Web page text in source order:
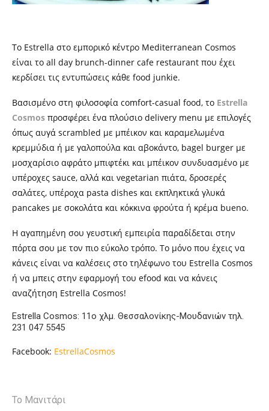
Το Estrella στο εμπορικό κέντρο Mediterranean Cosmos
είναι το all day brunch-dinner cafe restaurant που έχει
κερδίσει τις εντυπώσεις κάθε food junkie.
Βασισμένο στη φιλοσοφία comfort-casual food, το Estrella
Cosmos προσφέρει ένα πλούσιο delivery menu με επιλογές
όπως αυγά scrambled με μπέικον και καραμελωμένα
κρεμμύδια ή με γαλοπούλα και αβοκάντο, bagel burger με
μοσχαρίσιο αφράτο μπιφτέκι και μπέικον συνδυασμένο με
υπέροχες sauce, αλλά και vegetarian πιάτα, δροσερές
σαλάτες, υπέροχα pasta dishes και εκπληκτικά γλυκά
pancakes με σοκολάτα και κόκκινα φρούτα ή κρέμα bueno.
Η αγαπημένη σου γευστική εμπειρία παραδίδεται στην
πόρτα σου με τον πιο εύκολο τρόπο. Το μόνο που έχεις να
κάνεις είναι να καλέσεις στο τηλέφωνο του Estrella Cosmos
ή να μπεις στην εφαρμογή του efood και να κάνεις
αναζήτηση Estrella Cosmos!
Estrella Cosmos: 11ο χλμ. Θεσσαλονίκης-Μουδανιών τηλ.
231 047 5545
Facebook: EstrellaCosmos
Το Μανιτάρι